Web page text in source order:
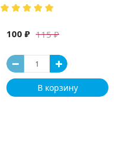
(Испания)
115 ₽
100 ₽
В корзину